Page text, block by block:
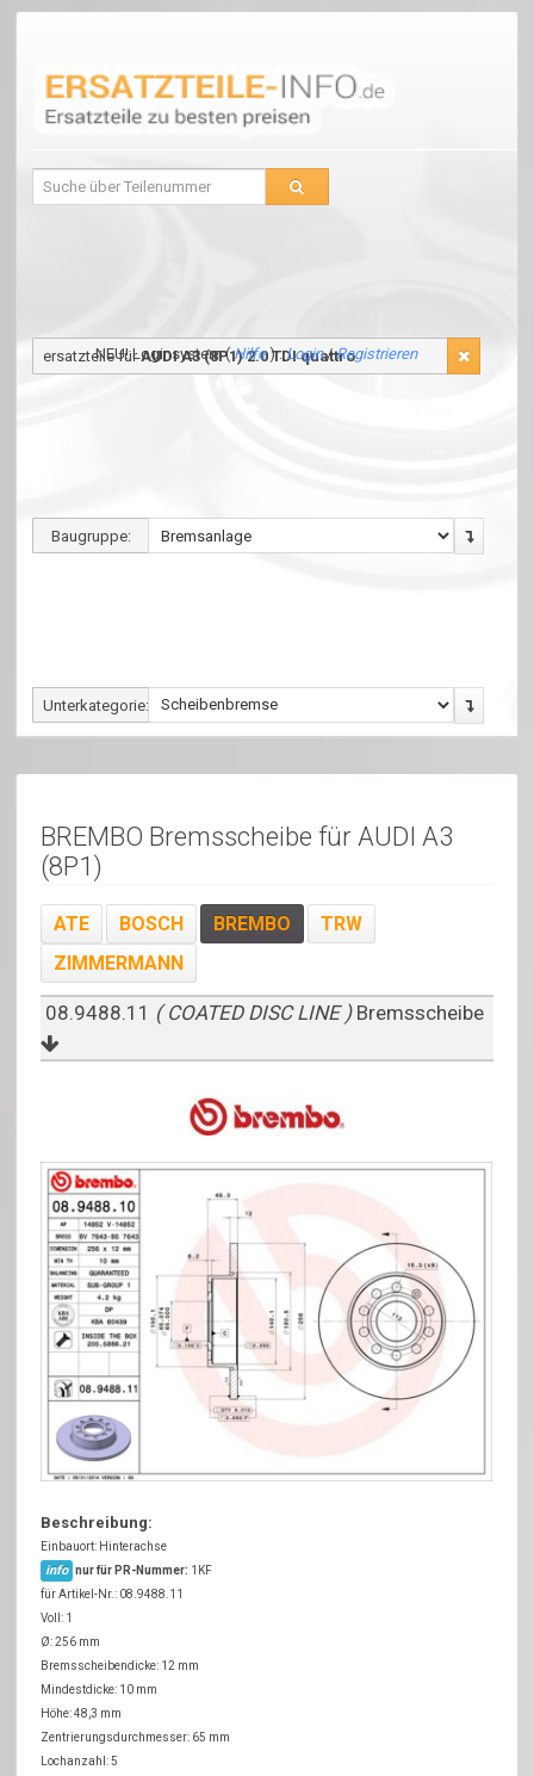
NEU! Loginsystem (Hilfe) :Login/Registrieren
ersatzteile fürAUDI A3 (8P1) 2.0 TDI quattro
Baugruppe:
Unterkategorie:
BREMBO Bremsscheibe für AUDI A3
(8P1)
ATE BOSCH BREMBO
TRW
ZIMMERMANN
08.9488.11 ( COATED DISC LINE ) Bremsscheibe
Beschreibung:
Einbauort: Hinterachse
info nur für PR-Nummer: 1KF
für Artikel-Nr.: 08.9488.11
Voll: 1
Ø: 256 mm
Bremsscheibendicke: 12 mm
Mindestdicke: 10 mm
Höhe: 48,3 mm
Zentrierungsdurchmesser: 65 mm
Lochanzahl: 5